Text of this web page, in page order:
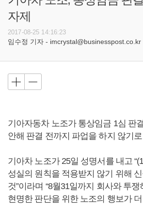
자제
2017-08-25 14:16:23
임수정 기자 - imcrystal@businesspost.co.kr
기아자동차 노조가 통상임금 1심 판
안해 판결 전까지 파업을 하지 않기
기아차 노조가 25일 성명서를 내고
성실의 원칙을 적용받지 않기 위해
것”이라며 “8월31일까지 회사와 투
현명한 판단을 위한 노조의 행보가